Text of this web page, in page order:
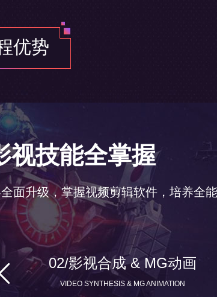
优势
视技能全掌握
面升级，掌握视频剪辑软件，培养全
· 剪辑的含义
定版设计与创意思路
· 景别运用与镜头衔接方法
· 蒙太奇手法的运用
· VR视频剪辑手法及技巧
案例实训与个人实战
· 经典电影解析
· 分镜脚本的创作
· 拍摄、剪辑流程实践
· 视效项目流程的解析
视觉特效与MG动画
· 跟踪抠像与威亚擦除
· MG动画的制作及技巧
· 常用插件及脚本的运用
案例进阶与项目实战
· 数字绘景的制作解析
· 电影动态海报的制作
· 二维风格商业项目的制作解析
C4D进阶与三维动画
· XPresso系统及常用插件等运用
粒子系统与真实流体
· C4D常用粒子详解
· 真实流体的运用详解
· 粒子及流体插件与C4D的结合使用
方法
运动图形与案例实战
· 运动图形详解
· 商业广告特效镜头制作解析
· 阶段商业案例总结及个人项目制作
· 视效项目流程的详解
包装材质与光效制作
· 常用包装材质的调节方法
· 动态光效的制作解析
· 不同风格商业成片的制作技巧
项目实战与面试全案
· 平面风格片头解析与制作
· 三维风格片头解析与制作
· 个人作品集设计及思路解析
01/剪辑艺术 & 视听语言
EDITING ART & AUDIO-VISUAL LANGUAGE
02/影视合成 & MG动画
VIDEO SYNTHESIS & MG ANIMATION
03/立体塑形 & 材质灯光
STEREO SHAPING & MATERIAL LIGHTING
04/三维动画 & 视觉特效
THE THREE DIMENSIONAL ANIMATION & VISUAL
05/栏目包装 & 作品合集
COLUMN PACKAGING AND WORKS COLLECTION